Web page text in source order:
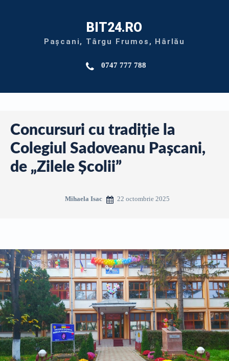
BIT24.RO
Pașcani, Târgu Frumos, Hârlău
0747 777 788
Concursuri cu tradiție la
Colegiul Sadoveanu Pașcani,
de „Zilele Școlii”
Mihaela Isac 22 octombrie 2025